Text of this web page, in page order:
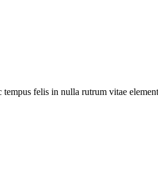
felis in nulla rutrum vitae